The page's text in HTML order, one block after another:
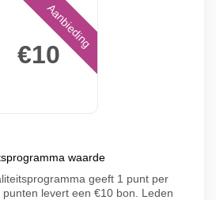
€10
Aanbieding
waarde
geeft 1 punt per
levert een €10 bon. Leden